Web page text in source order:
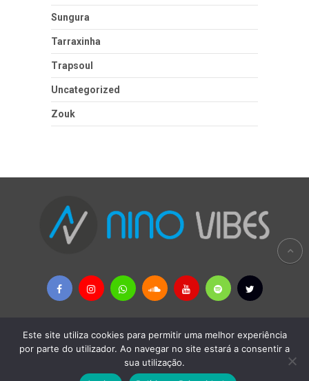
Sungura
Tarraxinha
Trapsoul
Uncategorized
Zouk
Copyright © 2026Nino Vibes - MÚSICAS AFRICANAS & PALOP
Remoção de Conteúdos
-
Este site utiliza cookies para permitir uma melhor experiência
por parte do utilizador. Ao navegar no site estará a consentir a
sua utilização.